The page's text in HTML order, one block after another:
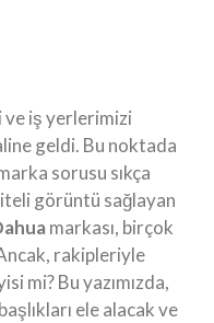
ve iş yerlerimizi
geldi. Bu noktada
sorusu sıkça
görüntü sağlayan
markası, birçok
rakipleriyle
mi? Bu yazımızda,
ele alacak ve